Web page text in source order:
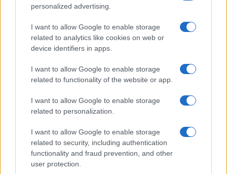
personalized advertising.
I want to allow Google to enable storage
related to analytics like cookies on web or
device identifiers in apps.
I want to allow Google to enable storage
related to functionality of the website or app.
I want to allow Google to enable storage
related to personalization.
I want to allow Google to enable storage
related to security, including authentication
functionality and fraud prevention, and other
user protection.
F
a
ce
b
o
o
T
w
it
te
r
Pi
n
te
re
st
W
h
at
s
A
p
S
h
re
Articolo precedente
Prossimo articolo
NOTIZIE RECENTI